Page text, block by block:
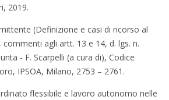
2019.
(Definizione e casi di ricorso al
agli artt. 13 e 14, d. lgs. n.
- F. Scarpelli (a cura di), Codice
IPSOA, Milano, 2753 – 2761.
flessibile e lavoro autonomo nelle